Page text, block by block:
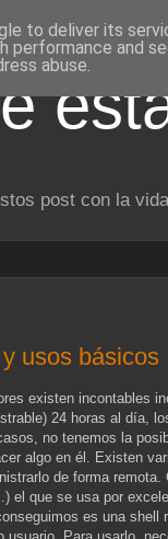
post con la
usos básicos
existen incontables
24 horas al día,
no tenemos la
algo en él. Existen
de forma
el que se usa por
es una shell
to deliver its
performance and
abuse.